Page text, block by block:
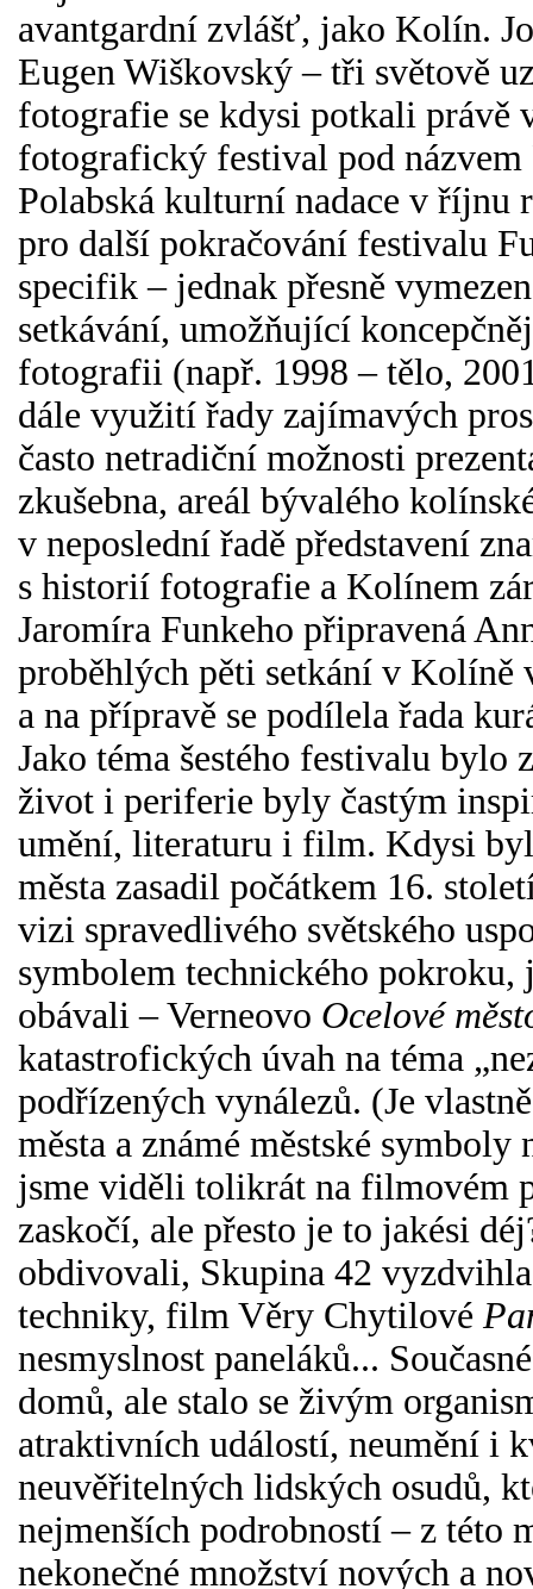
avantgardní zvlášť, jako Kolín.
Eugen Wiškovský – tři světově
fotografie se kdysi potkali právě
fotografický festival pod
Polabská kulturní nadace v říjnu
pro další pokračování festivalu
specifik – jednak přesně
setkávání, umožňující
fotografii (např. 1998 – tělo,
dále využití řady zajímavých
často netradiční možnosti
zkušebna, areál bývalého
v neposlední řadě představení
s historií fotografie a Kolínem
Jaromíra Funkeho připravená
proběhlých pěti setkání v Kolíně
a na přípravě se podílela řada
Jako téma šestého festivalu bylo
život i periferie byly častým
umění, literaturu i film. Kdysi
města zasadil počátkem 16.
vizi spravedlivého světského
symbolem technického
obávali – Verneovo Ocelové
katastrofických úvah na téma
podřízených vynálezů. (Je
města a známé městské
jsme viděli tolikrát na filmovém
zaskočí, ale přesto je to jakési
obdivovali, Skupina 42
techniky, film Věry Chytilové
nesmyslnost paneláků...
domů, ale stalo se živým
atraktivních událostí, neumění i
neuvěřitelných lidských osudů,
nejmenších podrobností – z této
nekonečné množství nových a